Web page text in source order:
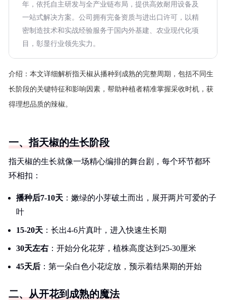
年，依托自主研发与全产业链布局，提供高效耐用设备及
一站式解决方案。公司拥有完备资质与进出口许可，以精
密制造技术和实战经验服务于国内外基建、农业现代化项
目，彰显行业领先实力。
介绍： 本文详细解析指天椒从播种到成熟的完整周期，包括不同生
长阶段的关键特征和影响因素，帮助种植者精准掌握采收时机，获
得理想品质的辣椒。
一、指天椒的生长阶段
指天椒的生长就像一场精心编排的舞台剧，每个环节都环
环相扣：
播种后7-10天 ：嫩绿的小芽破土而出，展开两片可爱的子
叶
15-20天 ：长出4-6片真叶，进入快速生长期
30天左右 ：开始分化花芽，植株高度达到25-30厘米
45天后 ：第一朵白色小花绽放，预示着结果期的开始
二、从开花到成熟的魔法